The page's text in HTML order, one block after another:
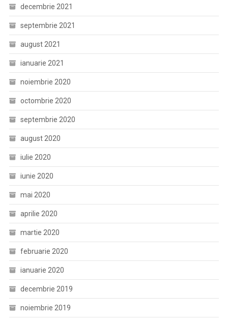
decembrie 2021
septembrie 2021
august 2021
ianuarie 2021
noiembrie 2020
octombrie 2020
septembrie 2020
august 2020
iulie 2020
iunie 2020
mai 2020
aprilie 2020
martie 2020
februarie 2020
ianuarie 2020
decembrie 2019
noiembrie 2019